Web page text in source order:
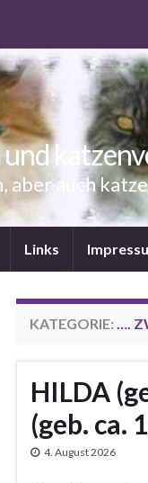
und
aber auch
Links
KATEGORIE: ….
HILDA
(geb. ca.
4. August 2026